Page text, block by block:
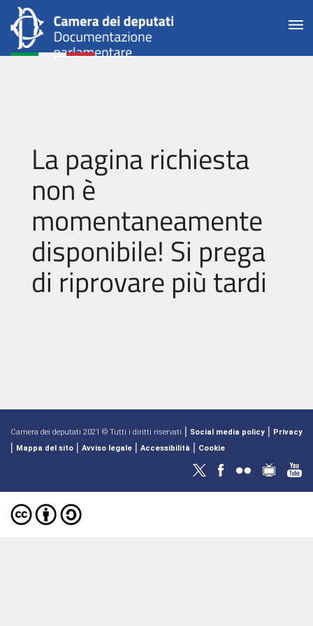
La pagina richiesta
non è
momentaneamente
disponibile! Si prega
di riprovare più tardi
Camera dei deputati 2021 © Tutti i diritti riservati | Social media policy | Privacy
| Mappa del sito | Avviso legale | Accessibilità | Cookie